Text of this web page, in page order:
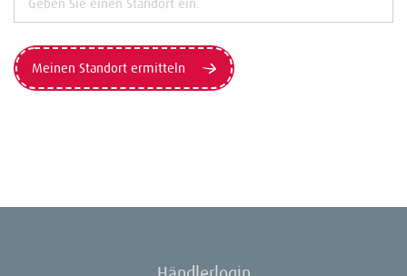
Meinen Standort ermitteln